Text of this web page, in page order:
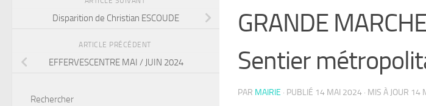
GRANDE
Sentier
PAR MAIRIE · PUBLIÉ 14 MAI 2024 · MIS À JOUR 14
Disparition de Christian ESCOUDE
ARTICLE PRÉCÉDENT
EFFERVESCENTRE MAI / JUIN 2024
Rechercher